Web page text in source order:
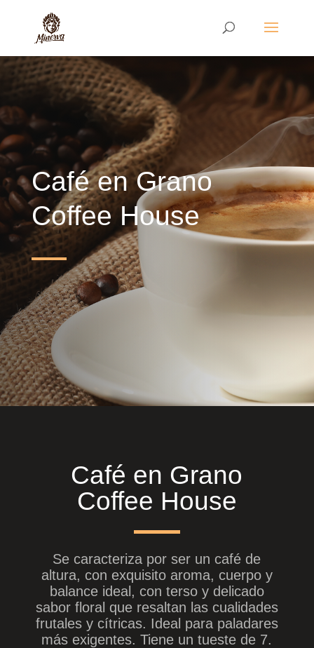
Café en Grano
Coffee House
Café en Grano
Coffee House
Se caracteriza por ser un café de
altura, con exquisito aroma, cuerpo y
balance ideal, con terso y delicado
sabor floral que resaltan las cualidades
frutales y cítricas. Ideal para paladares
más exigentes. Tiene un tueste de 7.